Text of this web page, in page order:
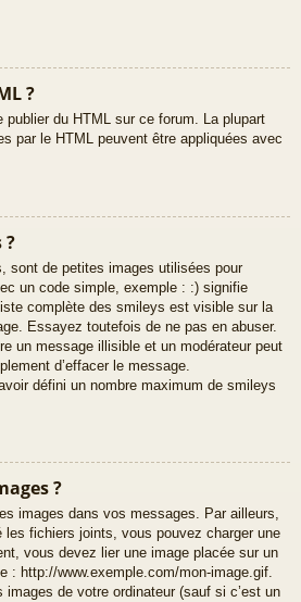
?
publier du HTML sur ce forum. La plupart
par le HTML peuvent être appliquées avec
?
sont de petites images utilisées pour
un code simple, exemple : :) signifie
complète des smileys est visible sur la
Essayez toutefois de ne pas en abuser.
un message illisible et un modérateur peut
d’effacer le message.
défini un nombre maximum de smileys
?
images dans vos messages. Par ailleurs,
les fichiers joints, vous pouvez charger une
vous devez lier une image placée sur un
: http://www.exemple.com/mon-image.gif.
de votre ordinateur (sauf si c’est un